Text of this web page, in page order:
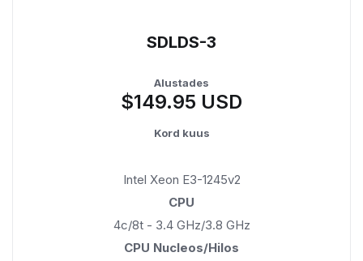
SDLDS-3
Alustades
$149.95 USD
Kord kuus
Intel Xeon E3-1245v2
CPU
4c/8t - 3.4 GHz/3.8 GHz
CPU Nucleos/Hilos